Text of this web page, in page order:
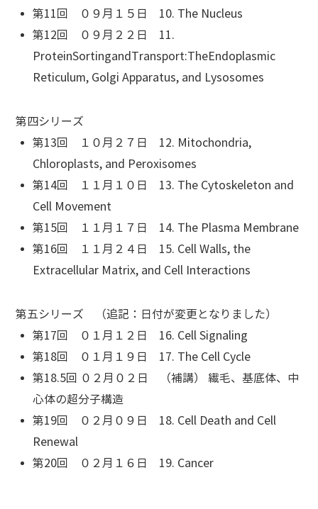
第11回 ０９月１５日 10. The Nucleus
第12回 ０９月２２日 11.
ProteinSortingandTransport:TheEndoplasmic
Reticulum, Golgi Apparatus, and Lysosomes
第四シリーズ
第13回 １０月２７日 12. Mitochondria,
Chloroplasts, and Peroxisomes
第14回 １１月１０日 13. The Cytoskeleton and
Cell Movement
第15回 １１月１７日 14. The Plasma Membrane
第16回 １１月２４日 15. Cell Walls, the
Extracellular Matrix, and Cell Interactions
第五シリーズ （追記：日付が変更となりました）
第17回 ０１月１２日 16. Cell Signaling
第18回 ０１月１９日 17. The Cell Cycle
第18.5回 ０２月０２日 （補講） 繊毛、基底体、中
心体の超分子構造
第19回 ０２月０９日 18. Cell Death and Cell
Renewal
第20回 ０２月１６日 19. Cancer